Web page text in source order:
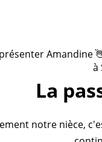
à
La
notre nièce,